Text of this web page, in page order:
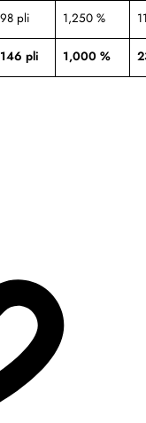
98 pli 1,250 %
146 pli 1,000 %